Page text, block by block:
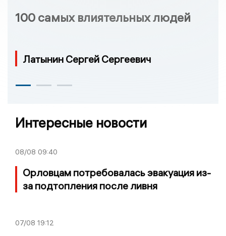
100 самых влиятельных людей
Латынин Сергей Сергеевич
Интересные новости
08/08 09:40
Орловцам потребовалась эвакуация из-
за подтопления после ливня
07/08 19:12